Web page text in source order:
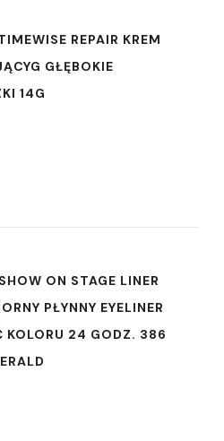
REPAIR KREM
GŁĘBOKIE
14G
ON STAGE LINER
PŁYNNY EYELINER
KOLORU 24 GODZ. 386